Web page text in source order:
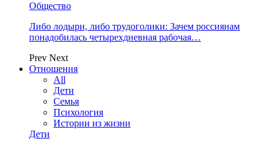
Общество
Либо лодыри, либо трудоголики: Зачем россиянам
понадобилась четырехдневная рабочая…
Prev Next
Отношения
All
Дети
Семья
Психология
Истории из жизни
Дети